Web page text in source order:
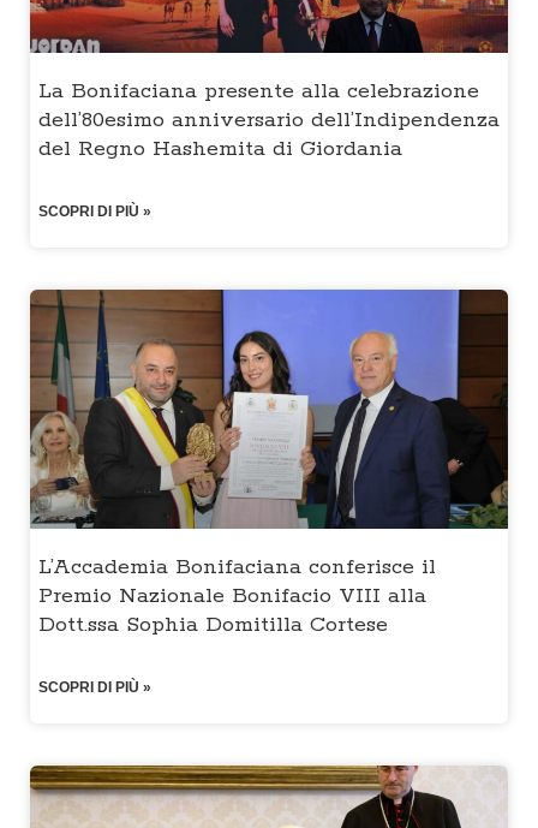
La Bonifaciana presente alla celebrazione
dell’80esimo anniversario dell’Indipendenza
del Regno Hashemita di Giordania
SCOPRI DI PIÙ »
L’Accademia Bonifaciana conferisce il
Premio Nazionale Bonifacio VIII alla
Dott.ssa Sophia Domitilla Cortese
SCOPRI DI PIÙ »